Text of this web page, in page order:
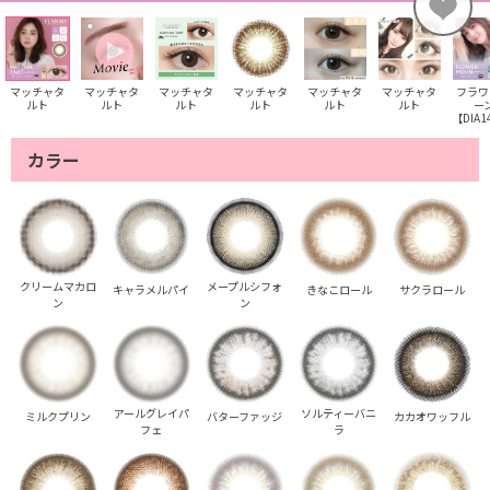
マッチャタ
ルト
マッチャタ
ルト
マッチャタ
ルト
マッチャタ
ルト
マッチャタ
ルト
マッチャタ
ルト
フラ
ー
【
カラー
クリームマカロ
ン
キャラメルパイ
メープルシフォ
ン
きなこロール サクラロール
ミルクプリン
アールグレイパ
フェ
バターファッジ
ソルティーバニ
ラ
カカオワッフル